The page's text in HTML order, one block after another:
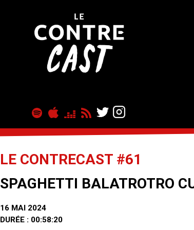
LE CONTRECAST #61
SPAGHETTI BALATROTRO
16 MAI 2024
DURÉE : 00:58:20